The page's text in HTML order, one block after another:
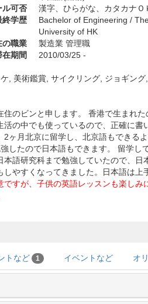
ル可否
漢字、ひらがな、カタカナＯ
終学歴
Bachelor of Engineering /
University of HK
の職業
製造業 管理職
在期間
2010/03/25 -
, 美術鑑賞, サイクリング, ジョギン
住のビンと申します。 香港で生まれ
活の中でも使っているので、正確に
2ヶ月北京に留学し、北京語もできる
したので日本語もできます。 留学
本語研究科まで勉強していたので、
しやすくなってきました。日本語は
ですが、子供の英語レッスンも楽し
トなど 1 イベントなど オ